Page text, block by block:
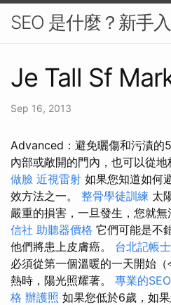
SEO 是什麼？新手
Je Tall Sf
Sep 16, 2013
Advanced：避免曬傷和污漬的
內部或敞開的門內，也可以從地
做臉 近視雷射 如果您知道如何
效方法之一。 整骨學徒訓練 太
嚴重的損害，一旦發生，您就無
信社 助聽器價格 它們可能是不
他們將患上皮膚癌。 台北記帳
必須從第一個溫暖的一天開始
熱時，陽光照耀著。 專業的
格 辦護照 如果您低於6歲，如